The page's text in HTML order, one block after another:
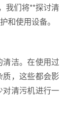
我们将**探讨清
和使用设备。
洁。在使用过
，这些都会影
清污机进行一